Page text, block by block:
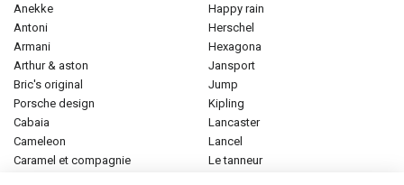
anekke
antoni
armani
arthur & aston
bric's original
porsche design
cabaia
cameleon
caramel et compagnie
happy rain
herschel
hexagona
jansport
jump
kipling
lancaster
lancel
le tanneur